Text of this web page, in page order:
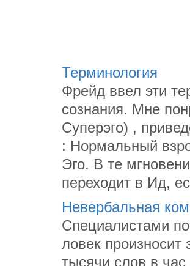
Терминология
Фрейд ввел эти
сознания. Мне
Суперэго) ,
: Нормальный
Эго. В те
переходит в Ид,
Невербальная
Специалистами
ловек
тысячи слов в